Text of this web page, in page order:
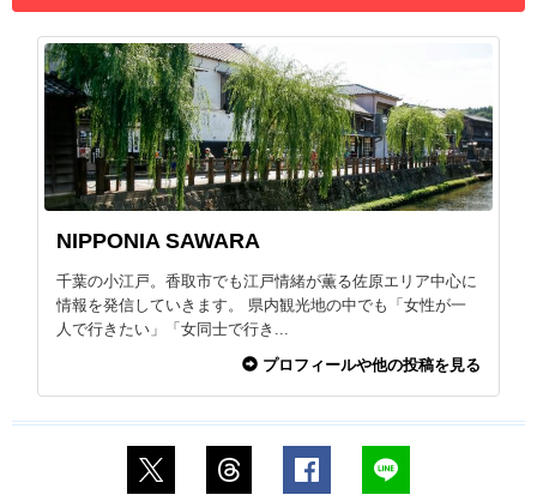
NIPPONIA SAWARA
千葉の小江戸。香取市でも江戸情緒が薫る佐原エリア中心に
情報を発信していきます。 県内観光地の中でも「女性が一
人で行きたい」「女同士で行き...
プロフィールや他の投稿を見る